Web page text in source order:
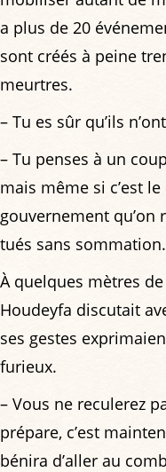
a plus de 20
sont créés à peine
meurtres.
– Tu es sûr qu’ils
– Tu penses à un
mais même si c’est
gouvernement qu’on
tués sans sommation.
À quelques mètres
Houdeyfa discutait
ses gestes
furieux.
– Vous ne reculerez
prépare, c’est
bénira d’aller au